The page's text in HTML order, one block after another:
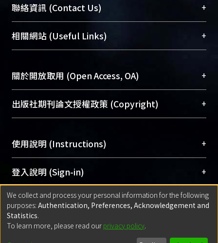
臺大位居世界頂尖大學之列，為永久珍藏及向國際
展現本校豐碩的研究成果及學術能量，圖書館整合
機構典藏（NTUR）與學術庫（AH）不同功能平
台，成為臺大學術典藏NTU scholars。期能整合研
成果。
To permanently archive and promote researcher
profiles and scholarly works, Library integrates the
services of “NTU Repository” with “Academic
聯絡資訊 (Contact Us) +
總館學科館員(Main Library)
醫學圖書館學科館員(Medical Library)
Sciences Library)
相關網站 (Useful Links) +
關於開放取用 (Open Access, OA) +
開放取用是從使用者角度提升資訊取用性的社會運
動，應用在學術研究上是透過將研究著作公開供使
用逐年攀升。同時可加速研究發展、提升研究影響
Archive）平台。 （點選深入了解OA）
出版社期刊論文授權政策 (Copyright) +
含部分內容的版權非匯入者所有，或由第三方贊
助與合作完成，請確認該版權所有者及第三方同
意提供此授權。
Please represent that the submission is your
original work, and that you have the right to
grant the rights to upload.
若欲上傳已出版的全文電子檔，可使用
policy finder
網站查詢，以確認出版單位之版權
使用說明 (Instructions) +
網站簡介(Quickstart Guide)
使用手冊(Instruction Manual)
線上預約服務(Booking Service)
登入說明 (Sign-in) +
方案一：臺灣大學計算機中心帳號登入
(With C&INC Email Account)
方案二：ORCID帳號登入(With ORCID)
匯入著作 (Submission) +
方案一：定期更新ORCID者，以ID匯入
for identifier (ORCID))
We collect and process your personal information for the following
purposes: Authentication, Preferences, Acknowledgement and
Statistics.
To learn more, please read our privacy policy.